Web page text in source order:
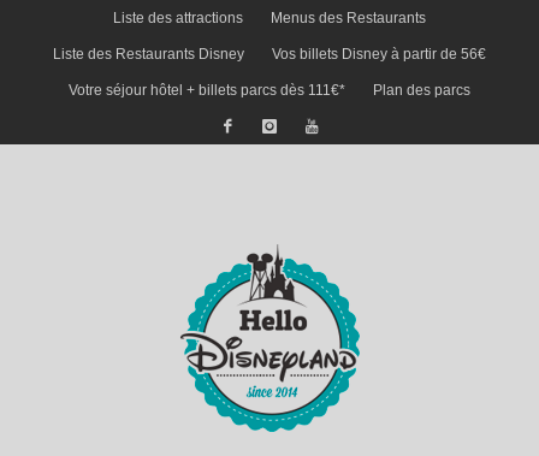
Liste des attractions Menus des Restaurants
Liste des Restaurants Disney Vos billets Disney à partir de 56€
Votre séjour hôtel + billets parcs dès 111€* Plan des parcs